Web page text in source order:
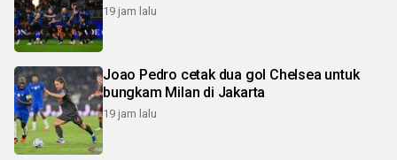
19 jam lalu
Joao Pedro cetak dua gol Chelsea untuk
bungkam Milan di Jakarta
19 jam lalu